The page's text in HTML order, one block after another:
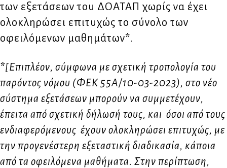
των εξετάσεων του ΔΟΑΤΑΠ χωρίς να έχει
ολοκληρώσει επιτυχώς το σύνολο των
οφειλόμενων μαθημάτων*.
*[Επιπλέον, σύμφωνα με σχετική τροπολογία του
παρόντος νόμου (ΦΕΚ 55Α/10-03-2023), στο νέο
σύστημα εξετάσεων μπορούν να συμμετέχουν,
έπειτα από σχετική δήλωσή τους, και όσοι από τους
ενδιαφερόμενους έχουν ολοκληρώσει επιτυχώς, με
την προγενέστερη εξεταστική διαδικασία, κάποια
από τα οφειλόμενα μαθήματα. Στην περίπτωση,